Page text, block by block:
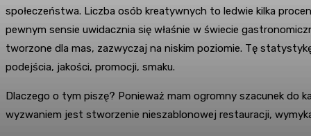
społeczeństwa. Liczba osób kreatywnych to ledwie kilka
pewnym sensie uwidacznia się właśnie w świecie
tworzone dla mas, zazwyczaj na niskim poziomie. Tę
podejścia, jakości, promocji, smaku.
Dlaczego o tym piszę? Ponieważ mam ogromny szacunek do
wyzwaniem jest stworzenie nieszablonowej restauracji,